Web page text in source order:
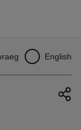
English